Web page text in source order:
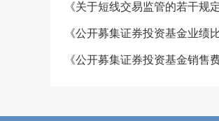
《关于短线交易监管的若干规
《公开募集证券投资基金业绩
《公开募集证券投资基金销售